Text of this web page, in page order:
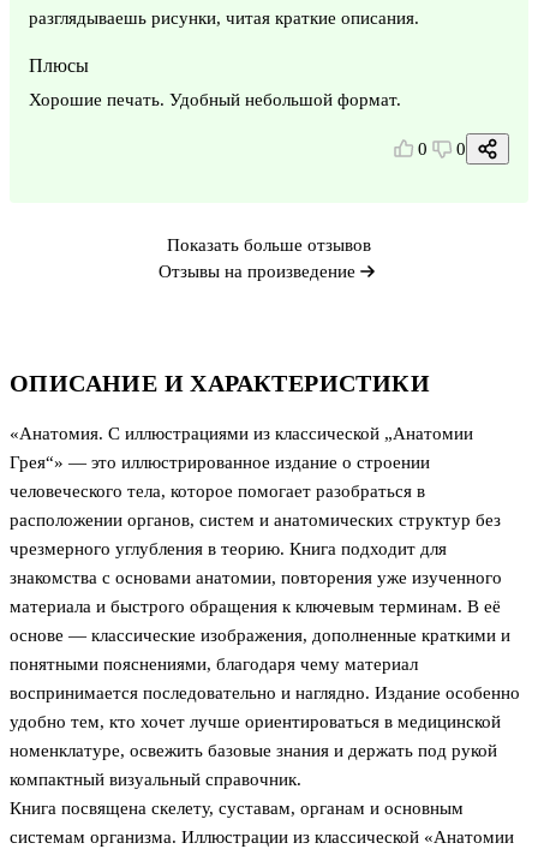
ОПИСАНИЕ И ХАРАКТЕРИСТИКИ
«Анатомия. С иллюстрациями из классической „Анатомии
Грея“» — это иллюстрированное издание о строении
человеческого тела, которое помогает разобраться в
расположении органов, систем и анатомических структур без
чрезмерного углубления в теорию. Книга подходит для
знакомства с основами анатомии, повторения уже изученного
материала и быстрого обращения к ключевым терминам. В её
основе — классические изображения, дополненные краткими и
понятными пояснениями, благодаря чему материал
воспринимается последовательно и наглядно. Издание особенно
удобно тем, кто хочет лучше ориентироваться в медицинской
номенклатуре, освежить базовые знания и держать под рукой
компактный визуальный справочник.
Книга посвящена скелету, суставам, органам и основным
системам организма. Иллюстрации из классической «Анатомии
разглядываешь рисунки, читая краткие описания.
Плюсы
Хорошие печать. Удобный небольшой формат.
0 0
Показать больше отзывов
Отзывы на произведение